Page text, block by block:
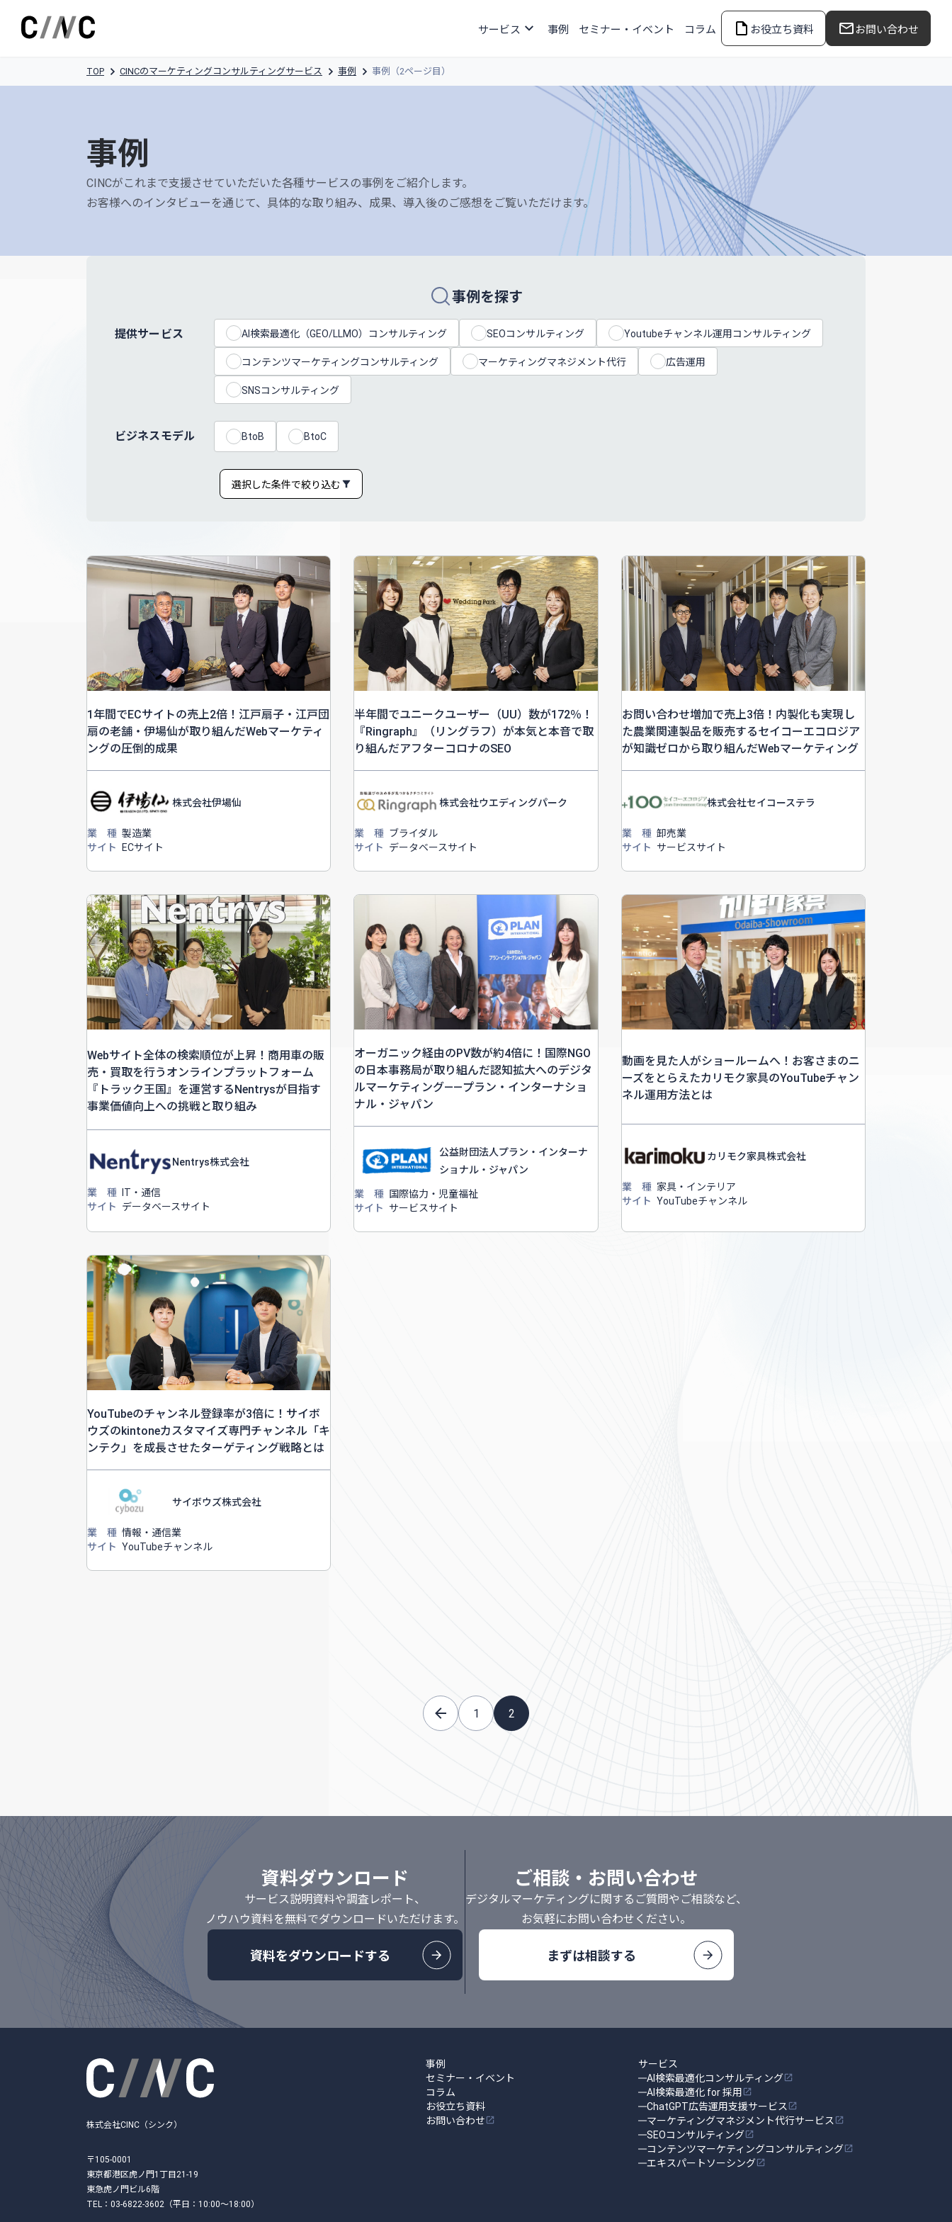
サービス 事例 セミナー・イベント コラム お役立ち資料 お問い合わせ
TOP CINCのマーケティングコンサルティングサービス 事例 事例（2ページ目）
事例
CINCがこれまで支援させていただいた各種サービスの事例をご紹介します。
お客様へのインタビューを通じて、具体的な取り組み、成果、導入後のご感想をご覧いただけます。
事例を探す
提供サービス AI検索最適化（GEO/LLMO）コンサルティング SEOコンサルティング Youtubeチャンネル運用コンサルティング
コンテンツマーケティングコンサルティング マーケティングマネジメント代行 広告運用
SNSコンサルティング
ビジネスモデル BtoB BtoC
選択した条件で絞り込む
1年間でECサイトの売上2倍！江戸扇子・江戸団
扇の老舗・伊場仙が取り組んだWebマーケティ
ングの圧倒的成果
株式会社伊場仙
業 種 製造業
サイト
ECサイト
半年間でユニークユーザー（UU）数が172％！
『Ringraph』（リングラフ）が本気と本音で取
り組んだアフターコロナのSEO
株式会社ウエディングパーク
業 種 ブライダル
サイト
データベースサイト
お問い合わせ増加で売上3倍！内製化も実現し
た農業関連製品を販売するセイコーエコロジア
が知識ゼロから取り組んだWebマーケティング
株式会社セイコーステラ
業 種 卸売業
サイト
サービスサイト
Webサイト全体の検索順位が上昇！商用車の販
売・買取を行うオンラインプラットフォーム
『トラック王国』を運営するNentrysが目指す
事業価値向上への挑戦と取り組み
Nentrys株式会社
業 種
IT・通信
サイト
データベースサイト
オーガニック経由のPV数が約4倍に！国際NGO
の日本事務局が取り組んだ認知拡大へのデジタ
ルマーケティング――プラン・インターナショ
ナル・ジャパン
公益財団法人プラン・インターナ
ショナル・ジャパン
業 種 国際協力・児童福祉
サイト
サービスサイト
動画を見た人がショールームへ！お客さまのニ
ーズをとらえたカリモク家具のYouTubeチャン
ネル運用方法とは
カリモク家具株式会社
業 種 家具・インテリア
サイト YouTubeチャンネル
YouTubeのチャンネル登録率が3倍に！サイボ
ウズのkintoneカスタマイズ専門チャンネル「キ
ンテク」を成長させたターゲティング戦略とは
サイボウズ株式会社
業 種 情報・通信業
サイト YouTubeチャンネル
1 2
資料ダウンロード
サービス説明資料や調査レポート、
ノウハウ資料を無料でダウンロードいただけます。
資料をダウンロードする
ご相談・お問い合わせ
デジタルマーケティングに関するご質問やご相談など、
お気軽にお問い合わせください。
まずは相談する
株式会社CINC（シンク）
〒105-0001
東京都港区虎ノ門1丁目21-19
東急虎ノ門ビル6階
TEL：03-6822-3602（平日：10:00〜18:00）
事例
セミナー・イベント
コラム
お役立ち資料
お問い合わせ
サービス
AI検索最適化コンサルティング
AI検索最適化 for 採用
ChatGPT広告運用支援サービス
マーケティングマネジメント代行サービス
SEOコンサルティング
コンテンツマーケティングコンサルティング
エキスパートソーシング